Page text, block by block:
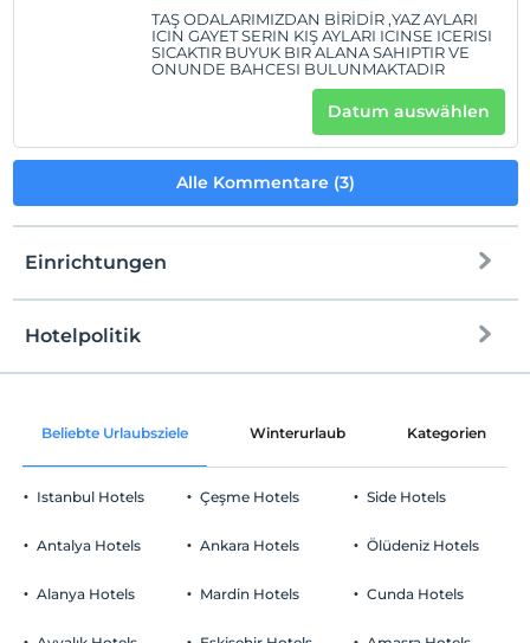
TAŞ ODALARIMIZDAN BİRİDİR ,YAZ AYLARI
ICIN GAYET SERIN KIŞ AYLARI ICINSE ICERISI
SICAKTIR BUYUK BIR ALANA SAHIPTIR VE
ONUNDE BAHCESI BULUNMAKTADIR
Datum auswählen
Alle Kommentare (3)
Einrichtungen
Gemeinschaftsräume und alle Räume
Parken
Hotelpolitik
Einchecken
Check-out
Vor 11:00
Haustiere
Rauchen
Beliebte Urlaubsziele Winterurlaub Kategorien
Istanbul Hotels
Antalya Hotels
Alanya Hotels
Çeşme Hotels
Ankara Hotels
Mardin Hotels
Side Hotels
Ölüdeniz Hotels
Cunda Hotels